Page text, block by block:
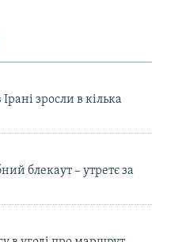
зросли в кілька
блекаут – утретє за